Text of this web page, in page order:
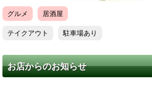
グルメ 居酒屋
テイクアウト 駐車場あり
お店からのお知らせ